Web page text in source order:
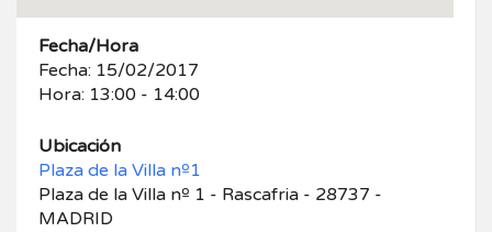
Fecha/Hora
Fecha: 15/02/2017
Hora: 13:00 - 14:00
Ubicación
Plaza de la Villa nº1
Plaza de la Villa nº 1 - Rascafria - 28737 -
MADRID